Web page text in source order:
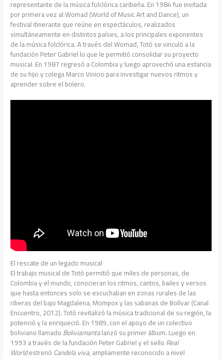
representante de la música folclórica caribeña. En 1984 fue invitada
por primera vez al Womad (World of Music Art and Dance), un
festival itinerante que reúne en espectáculos, realizados
simultáneamente en distintos países, a los principales exponentes
de la música folclórica. A través del Womad, Totó se vinculó a la
fundación Peter Gabriel lo que le permitió consolidar su proyecto
musical. En 1987 regresó a Colombia y luego aprovechó una estancia
de su hijo y colega Marco Vinicio para investigar nuevos ritmos y
aprender sobre el bolero.
El rescate de un legado musical
El trabajo musical de Totó permitió que miles de personas, de
Colombia y el mundo, conocieran los ritmos, cantos, bailes y versos
que hasta entonces solo se escuchaban en zonas rurales de las
riberas del bajo Magdalena, Mompox y las sabanas de Bolívar (Canal
Encuentro, 2012). Totó revitalizó la música tradicional de su región, la
potenció y la enriqueció. En 1989, con el apoyo de un colectivo
boliviano llamadoBoliviamantalanzó su primer álbum. Luego en
1993 a través de la fundación Peter Gabriel y el selloReal
WorldestrenóCandela viva, ampliamente reconocido a nivel